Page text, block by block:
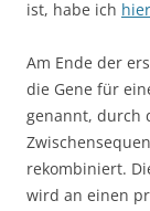
ist, habe ich hier
Am Ende der
die Gene für
genannt, durch
rekombiniert.
wird an einen